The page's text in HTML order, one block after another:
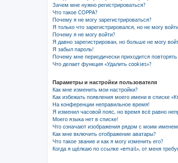
Зачем мне нужно регистрироваться?
Что такое COPPA?
Почему я не могу зарегистрироваться?
Я только что зарегистрировался, но не могу
Почему я не могу войти?
Я давно зарегистрирован, но больше не могу
Я забыл пароль!
Почему мне периодически приходится
Что делает функция «Удалить cookies»?
Параметры и настройки пользователя
Как мне изменить мои настройки?
Как избежать появления моего имени в списке
На конференции неправильное время!
Я изменил часовой пояс, но время всё равно
Моего языка нет в списке!
Что означают изображения рядом с моим именем
Как мне включить отображение аватары?
Что такое звание и как я могу изменить его?
Когда я щёлкаю по ссылке «email», от меня